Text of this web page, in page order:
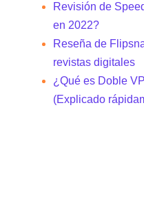
Revisión de
en 2022?
Reseña de
revistas digitales
¿Qué es Doble
(Explicado